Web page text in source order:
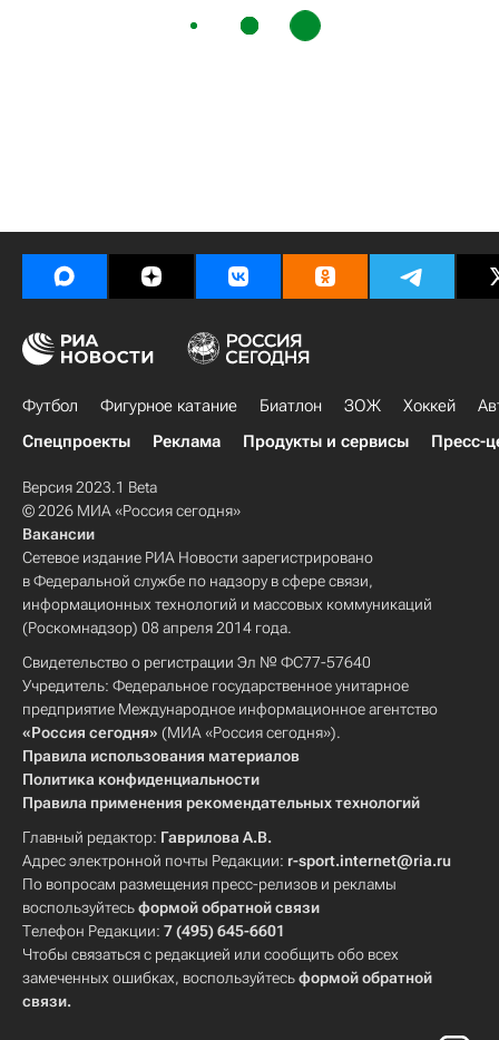
Футбол Фигурное катание Биатлон ЗОЖ Хоккей
Спецпроекты
Реклама Продукты и сервисы Пресс-
Версия 2023.1 Beta
© 2026 МИА «Россия сегодня»
Вакансии
Сетевое издание РИА Новости зарегистрировано
в Федеральной службе по надзору в сфере связи,
информационных технологий и массовых коммуникаций
(Роскомнадзор) 08 апреля 2014 года.
Свидетельство о регистрации Эл № ФС77-57640
Учредитель: Федеральное государственное унитарное
предприятие Международное информационное агентство
«Россия сегодня» (МИА «Россия сегодня»).
Правила использования материалов
Политика конфиденциальности
Правила применения рекомендательных технологий
Главный редактор: Гаврилова А.В.
Адрес электронной почты Редакции: r-sport.internet@ria.ru
По вопросам размещения пресс-релизов и рекламы
воспользуйтесьформой обратной связи
Телефон Редакции: 7 (495) 645-6601
Чтобы связаться с редакцией или сообщить обо всех
замеченных ошибках, воспользуйтесьформой обратной
связи.